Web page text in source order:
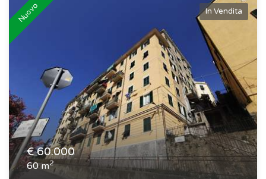
Nuovo In Vendita
€60.000
60 m2